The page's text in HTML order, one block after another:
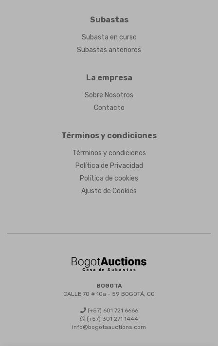
Subastas
Subasta en curso
Subastas anteriores
La empresa
Sobre Nosotros
Contacto
Términos y condiciones
Términos y condiciones
Política de Privacidad
Política de cookies
Ajuste de Cookies
BOGOTÁ
CALLE 70 # 10a - 59 BOGOTÁ, CO
(+57) 601 721 6666
(+57) 301 271 1444
info@bogotaauctions.com